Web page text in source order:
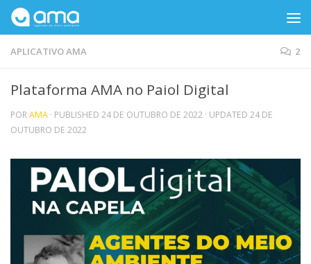
Skip to content
APLICATIVO AMA 2
Plataforma AMA no Paiol Digital
PORAMA · PUBLISHED 24 DE OUTUBRO DE 2022 · UPDATED 24 DE
OUTUBRO DE 2022